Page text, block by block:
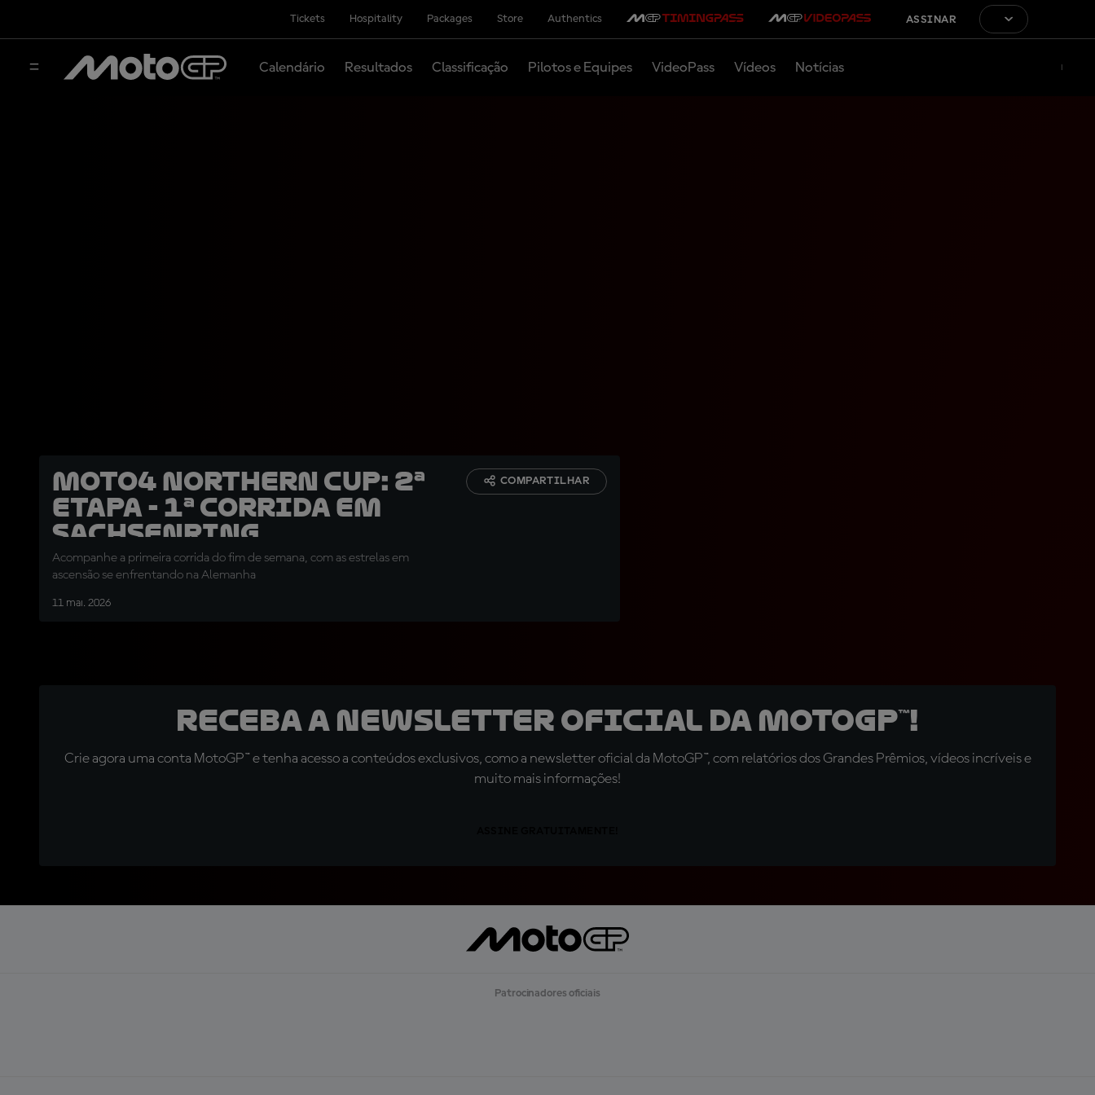
Tickets Hospitality Packages Store Authentics ASSINAR
Calendário Resultados Classificação Pilotos e Equipes VideoPass Vídeos Notícias
Moto4 Northern Cup: 2ª
Etapa - 1ª Corrida em
Sachsenring
Acompanhe a primeira corrida do fim de semana, com as estrelas em
ascensão se enfrentando na Alemanha
11 mai. 2026
COMPARTILHAR
Receba a newsletter oficial da MotoGP™!
Crie agora uma conta MotoGP™ e tenha acesso a conteúdos exclusivos, como a newsletter oficial da MotoGP™, com relatórios dos Grandes Prêmios, vídeos incríveis e
muito mais informações!
Patrocinadores oficiais